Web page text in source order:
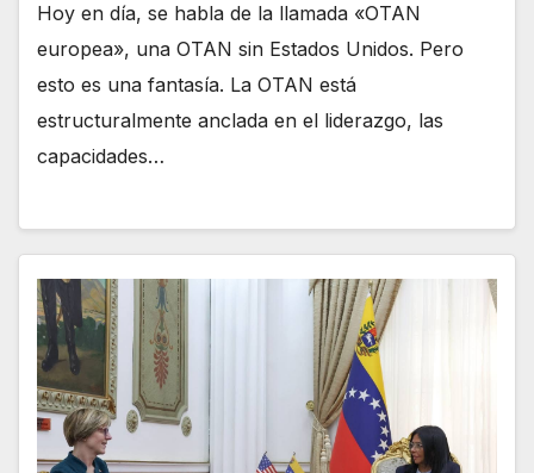
Hoy en día, se habla de la llamada «OTAN
europea», una OTAN sin Estados Unidos. Pero
esto es una fantasía. La OTAN está
estructuralmente anclada en el liderazgo, las
capacidades…